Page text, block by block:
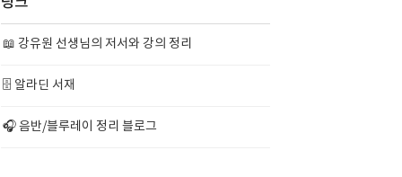
📖 강유원 선생님의 저서와 강의 정리
🗄️ 알라딘 서재
🎧 음반/블루레이 정리 블로그